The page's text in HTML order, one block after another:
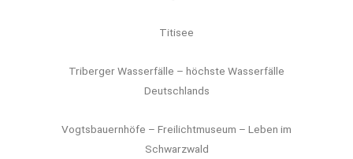
Titisee
Triberger Wasserfälle – höchste Wasserfälle
Deutschlands
Vogtsbauernhöfe – Freilichtmuseum – Leben im
Schwarzwald